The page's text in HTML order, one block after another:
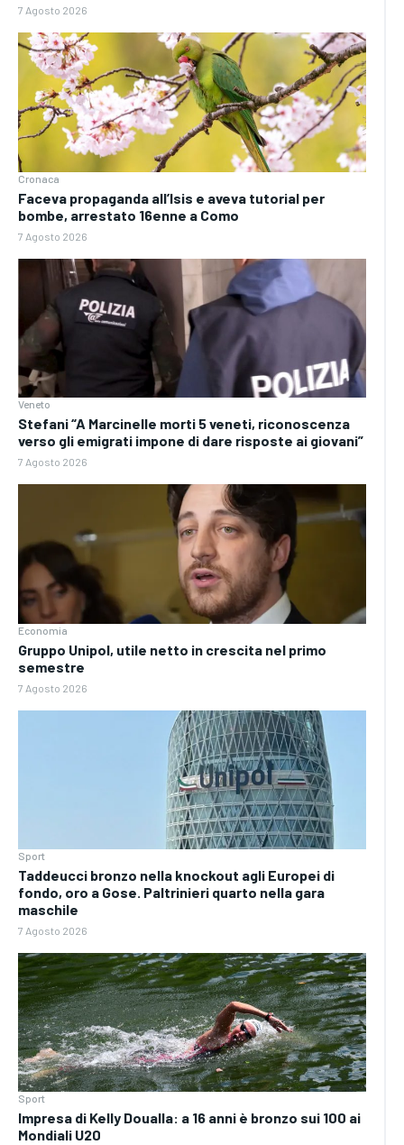
7 Agosto 2026
Cronaca
Faceva propaganda all’Isis e aveva tutorial per
bombe, arrestato 16enne a Como
7 Agosto 2026
Veneto
Stefani “A Marcinelle morti 5 veneti, riconoscenza
verso gli emigrati impone di dare risposte ai giovani”
7 Agosto 2026
Economia
Gruppo Unipol, utile netto in crescita nel primo
semestre
7 Agosto 2026
Sport
Taddeucci bronzo nella knockout agli Europei di
fondo, oro a Gose. Paltrinieri quarto nella gara
maschile
7 Agosto 2026
Sport
Impresa di Kelly Doualla: a 16 anni è bronzo sui 100 ai
Mondiali U20